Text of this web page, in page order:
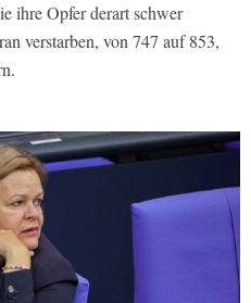
ihre Opfer derart schwer
verstarben, von 747 auf 853,